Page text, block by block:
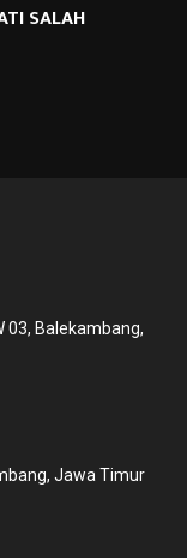
SALAH
03, Balekambang,
Jawa Timur